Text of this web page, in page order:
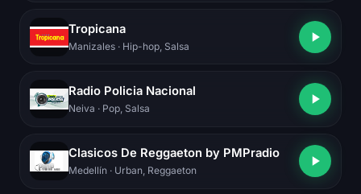
Tropicana
Manizales · Hip-hop, Salsa
Radio Policia Nacional
Neiva · Pop, Salsa
Clasicos De Reggaeton by PMPradio
Medellín · Urban, Reggaeton